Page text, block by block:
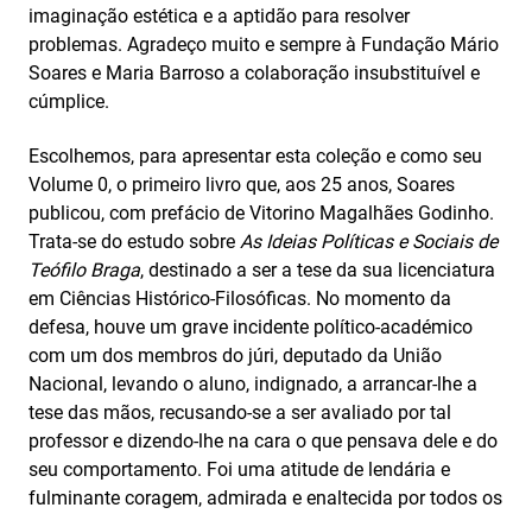
imaginação estética e a aptidão para resolver
problemas. Agradeço muito e sempre à Fundação Mário
Soares e Maria Barroso a colaboração insubstituível e
cúmplice.
Escolhemos, para apresentar esta coleção e como seu
Volume 0, o primeiro livro que, aos 25 anos, Soares
publicou, com prefácio de Vitorino Magalhães Godinho.
Trata-se do estudo sobre As Ideias Políticas e Sociais de
Teófilo Braga, destinado a ser a tese da sua licenciatura
em Ciências Histórico-Filosóficas. No momento da
defesa, houve um grave incidente político-académico
com um dos membros do júri, deputado da União
Nacional, levando o aluno, indignado, a arrancar-lhe a
tese das mãos, recusando-se a ser avaliado por tal
professor e dizendo-lhe na cara o que pensava dele e do
seu comportamento. Foi uma atitude de lendária e
fulminante coragem, admirada e enaltecida por todos os